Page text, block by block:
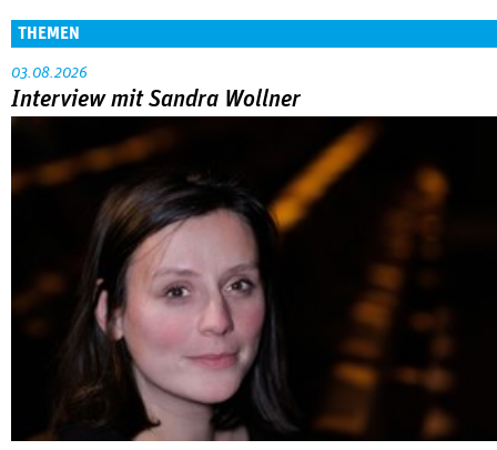
THEMEN
03.08.2026
Interview mit Sandra Wollner